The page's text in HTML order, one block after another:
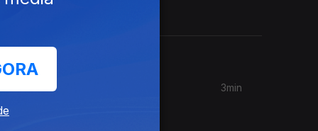
na
3min